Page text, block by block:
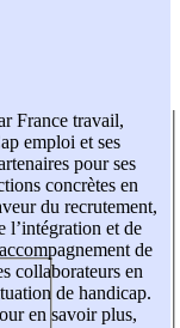
France travail,
emploi et ses
pour ses
concrètes en
du recrutement,
l’intégration et de
de
collaborateurs en
de handicap.
en savoir plus,